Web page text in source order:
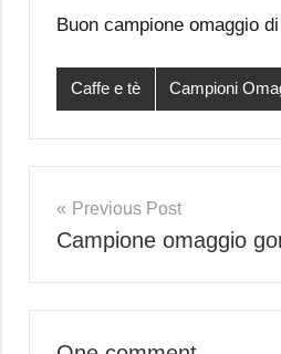
Buon campione omaggio
Caffe e tè Campioni
Post
navigation
Previous Post
Campione omaggio